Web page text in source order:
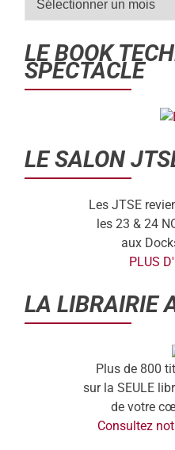
LE BOOK
SPECTACLE
LE SALON
Les JTSE
les 23 & 24
aux
PLUS
LA LIBRAIRIE
Plus de 800
sur la SEULE
de votre
Consultez